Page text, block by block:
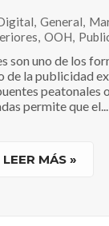
, General,
, OOH,
son uno de los
de la publicidad
peatonales
permite que el...
LEER MÁS »